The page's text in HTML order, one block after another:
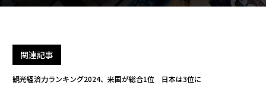
関連記事
観光経済力ランキング2024、米国が総合1位 日本は3位に